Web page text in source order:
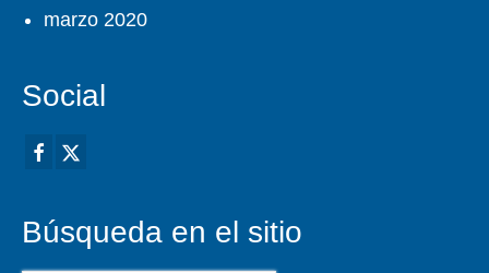
marzo 2020
Social
Búsqueda en el sitio